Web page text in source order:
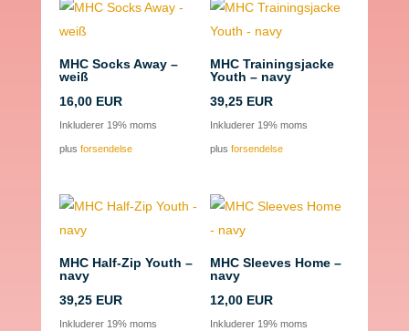
MHC Socks Away –
weiß
16,00EUR
Inkluderer 19% moms
plus forsendelse
MHC Trainingsjacke
Youth – navy
39,25 EUR
Inkluderer 19% moms
plusforsendelse
MHC Half-Zip Youth –
navy
39,25EUR
Inkluderer 19% moms
MHC Sleeves Home –
navy
12,00 EUR
Inkluderer 19% moms